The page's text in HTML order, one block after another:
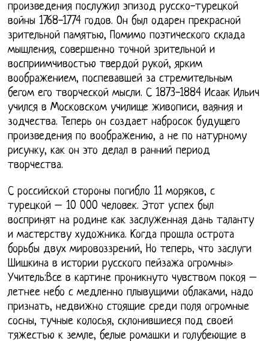
произведения послужил эпизод русско-турецкой
войны 1768-1774 годов. Он был одарен прекрасной
зрительной памятью, Помимо поэтического склада
мышления, совершенно точной зрительной и
восприимчивостью твердой рукой, ярким
воображением, поспевавшей за стремительным
бегом его творческой мысли. С 1873-1884 Исаак Ильич
учился в Московском училище живописи, ваяния и
зодчества. Теперь он создает набросок будущего
произведения по воображению, а не по натурному
рисунку, как он это делал в ранний период
творчества.
С российской стороны погибло 11 моряков, с
турецкой – 10 000 человек. Этот успех был
воспринят на родине как заслуженная дань таланту
и мастерству художника. Когда прошла острота
борьбы двух мировоззрений, Но теперь, что заслуги
Шишкина в истории русского пейзажа огромны»
Учитель:Все в картине проникнуто чувством покоя –
летнее небо с медленно плывущими облаками, надо
признать, недвижно стоящие среди поля огромные
сосны, тучные колосья, склонившиеся под своей
тяжестью к земле, белые ромашки и голубеющие в